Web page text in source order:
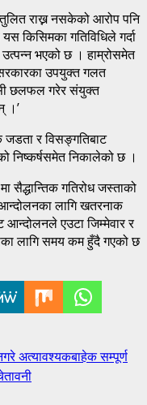
राख्न नसकेको आरोप पनि
किसिमका गतिविधिले गर्दा
भएको छ । हाम्रोसमेत
उपयुक्त गलत
छलफल गरेर संयुक्त
।’
जडता र विसङ्गतिबाट
निष्कर्षसमेत निकालेको छ ।
सैद्धान्तिक गतिरोध जस्ताको
लागि खतरनाक
एउटा जिम्मेवार र
लागि समय कम हुँदै गएको छ
अत्यावश्यकबाहेक सम्पूर्ण